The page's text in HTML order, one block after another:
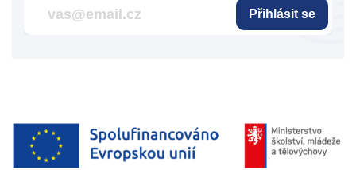
Přihlásit se